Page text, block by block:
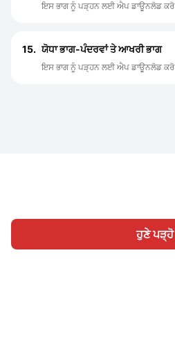
ਹੁਣੇ ਪੜ੍ਹੋ
ਇਸ ਭਾਗ ਨੂੰ ਪੜ੍ਹਨ ਲਈ ਐਪ ਡਾਊਨਲੋਡ ਕਰੋ
15. ਯੋਧਾ ਭਾਗ-ਪੰਦਰਵਾਂ ਤੇ ਆਖਰੀ ਭਾਗ
ਇਸ ਭਾਗ ਨੂੰ ਪੜ੍ਹਨ ਲਈ ਐਪ ਡਾਊਨਲੋਡ ਕਰੋ
ਹੋਮ ਸ਼੍ਰੇਣੀ